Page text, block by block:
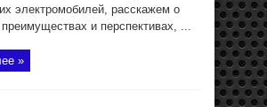
электромобилей, расскажем о
преимуществах и перспективах, ...
»